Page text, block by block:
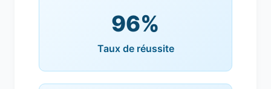
96%
Taux de réussite